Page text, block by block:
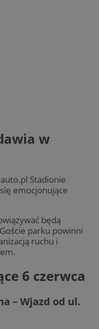
w
Stadionie
emocjonujące
będą
parku powinni
ruchu i
6 czerwca
– Wjazd od ul.